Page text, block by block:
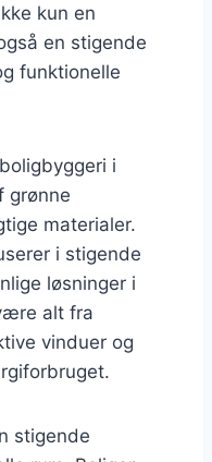
kun en
en stigende
funktionelle
i
grønne
materialer.
i stigende
løsninger i
alt fra
vinduer og
stigende